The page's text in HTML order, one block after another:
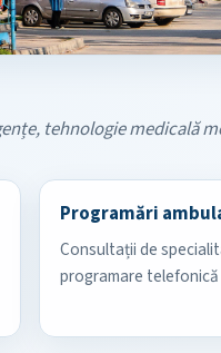
tehnologie medicală
Programări
Consultații de
programare telefonică